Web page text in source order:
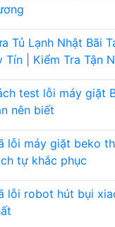
Tủ Lạnh Nhật Bãi
Tín | Kiểm Tra Tận
test lỗi máy giặt
nên biết
lỗi máy giặt beko
tự khắc phục
lỗi robot hút bụi